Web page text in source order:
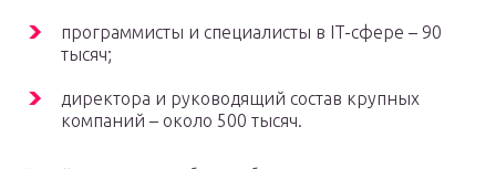
программисты и специалисты в IT-сфере – 90
тысяч;
директора и руководящий состав крупных
компаний – около 500 тысяч.